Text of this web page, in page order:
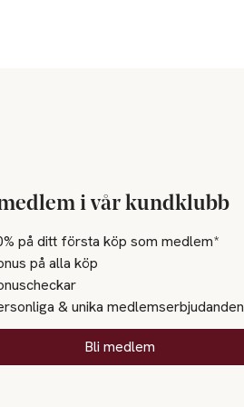
i vår kundklubb
på ditt första köp som medlem*
på alla köp
& unika medlemserbjudanden
Bli medlem